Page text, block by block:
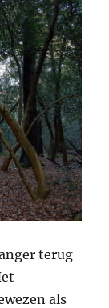
terug
als